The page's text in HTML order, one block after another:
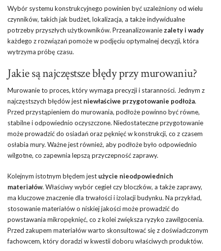
Wybór systemu konstrukcyjnego powinien być uzależniony od wielu
czynników, takich jak budżet, lokalizacja, a także indywidualne
potrzeby przyszłych użytkowników. Przeanalizowanie zalety i wady
każdego z rozwiązań pomoże w podjęciu optymalnej decyzji, która
wytrzyma próbę czasu.
Jakie są najczęstsze błędy przy murowaniu?
Murowanie to proces, który wymaga precyzji i staranności. Jednym z
najczęstszych błędów jest niewłaściwe przygotowanie podłoża.
Przed przystąpieniem do murowania, podłoże powinno być równe,
stabilne i odpowiednio oczyszczone. Niedostateczne przygotowanie
może prowadzić do osiadań oraz pęknięć w konstrukcji, co z czasem
osłabia mury. Ważne jest również, aby podłoże było odpowiednio
wilgotne, co zapewnia lepszą przyczepność zaprawy.
Kolejnym istotnym błędem jest użycie nieodpowiednich
materiałów. Właściwy wybór cegieł czy bloczków, a także zaprawy,
ma kluczowe znaczenie dla trwałości i izolacji budynku. Na przykład,
stosowanie materiałów o niskiej jakości może prowadzić do
powstawania mikropęknięć, co z kolei zwiększa ryzyko zawilgocenia.
Przed zakupem materiałów warto skonsultować się z doświadczonym
fachowcem, który doradzi w kwestii doboru właściwych produktów.